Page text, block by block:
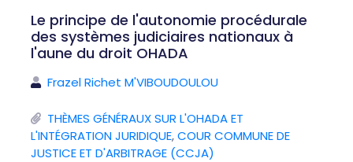
Le principe de l'autonomie procédurale
des systèmes judiciaires nationaux à
l'aune du droit OHADA
Frazel Richet M'VIBOUDOULOU
THÈMES GÉNÉRAUX SUR L'OHADA ET
L'INTÉGRATION JURIDIQUE,COUR COMMUNE DE
JUSTICE ET D'ARBITRAGE (CCJA)